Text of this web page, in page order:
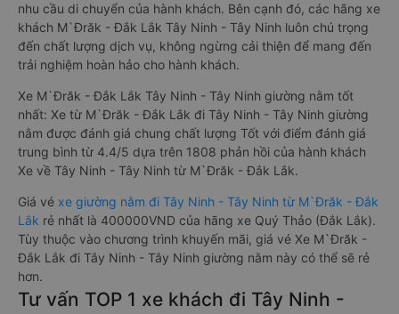
nhu cầu di chuyển của hành khách. Bên cạnh đó, các hãng xe
khách M`Đrăk - Đắk Lắk Tây Ninh - Tây Ninh luôn chú trọng
đến chất lượng dịch vụ, không ngừng cải thiện để mang đến
trải nghiệm hoàn hảo cho hành khách.
Xe M`Đrăk - Đắk Lắk Tây Ninh - Tây Ninh giường nằm tốt
nhất: Xe từ M`Đrăk - Đắk Lắk đi Tây Ninh - Tây Ninh giường
nằm được đánh giá chung chất lượng Tốt với điểm đánh giá
trung bình từ 4.4/5 dựa trên 1808 phản hồi của hành khách
Xe về Tây Ninh - Tây Ninh từ M`Đrăk - Đắk Lắk.
Giá vé xe giường nằm đi Tây Ninh - Tây Ninh từ M`Đrăk - Đắk
Lắk rẻ nhất là 400000VND của hãng xe Quý Thảo (Đắk Lắk).
Tùy thuộc vào chương trình khuyến mãi, giá vé Xe M`Đrăk -
Đắk Lắk đi Tây Ninh - Tây Ninh giường nằm này có thể sẽ rẻ
hơn.
Tư vấn TOP 1 xe khách đi Tây Ninh -